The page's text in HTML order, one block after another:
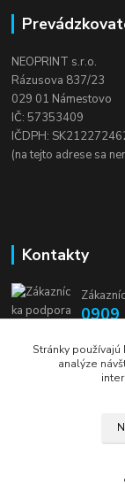
NEOPRINT s.r.o.
Rázusova 837/23
029 01 Námestovo
IČ: 57353409
IČDPH:
(na tejto adrese sa
Kontakty
0909
Stránky
analýze